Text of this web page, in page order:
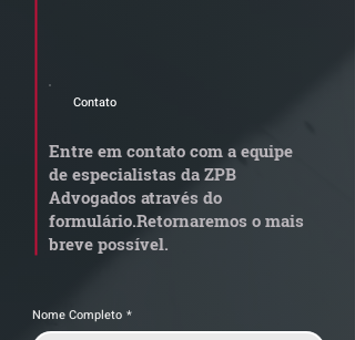
Grupo de Estudos ZPB -
Contato
Entre em contato com a equipe
de especialistas da ZPB
Advogados através do
formulário.Retornaremos o mais
breve possível.
Nome Completo *